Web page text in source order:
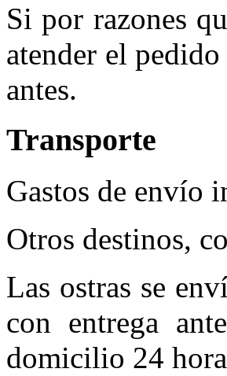
Si por razones
atender el
antes.
Transporte
Gastos de envío
Otros destinos,
Las ostras se
con entrega
domicilio 24